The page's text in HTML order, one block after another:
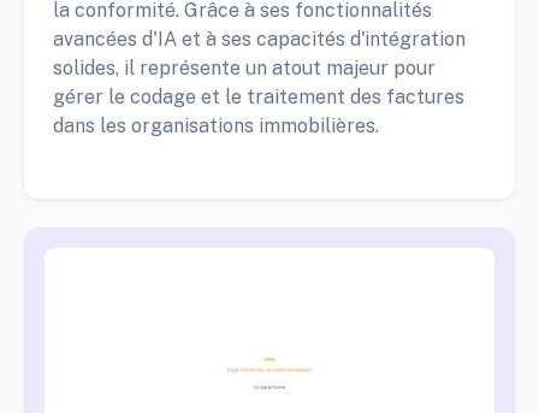
la conformité. Grâce à ses fonctionnalités
avancées d'IA et à ses capacités d'intégration
solides, il représente un atout majeur pour
gérer le codage et le traitement des factures
dans les organisations immobilières.